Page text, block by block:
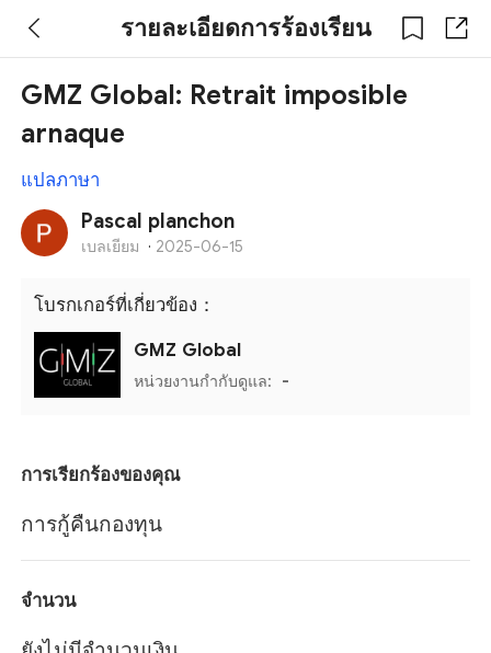
รายละเอียดการร้องเรียน
GMZ Global: Retrait imposible
arnaque
แปลภาษา
Pascal planchon
เบลเยียม · 2025-06-15
โบรกเกอร์ที่เกี่ยวข้อง：
GMZ Global
หน่วยงานกำกับดูแล: -
การเรียกร้องของคุณ
การกู้คืนกองทุน
จำนวน